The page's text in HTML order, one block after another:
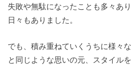
失敗や無駄になったことも多々あ
日々もありました。
でも、積み重ねていくうちに様々
と同じような思いの元、スタイル